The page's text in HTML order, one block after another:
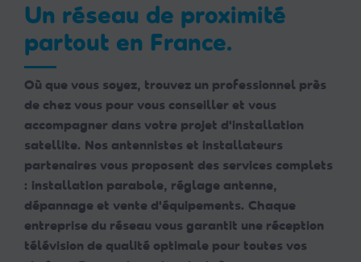
Un réseau de proximité
partout en France.
Où que vous soyez, trouvez un professionnel près
de chez vous pour vous conseiller et vous
accompagner dans votre projet d'installation
satellite. Nos antennistes et installateurs
partenaires vous proposent des services complets
: installation parabole, réglage antenne,
dépannage et vente d'équipements. Chaque
entreprise du réseau vous garantit une réception
télévision de qualité optimale pour toutes vos